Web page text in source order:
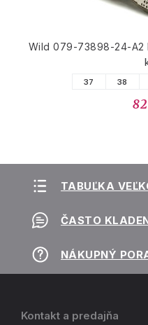
Wild 079-73898-24-A2
37 38
TABUĽKA
ČASTO
NÁKUPNÝ
Kontakt a predajňa